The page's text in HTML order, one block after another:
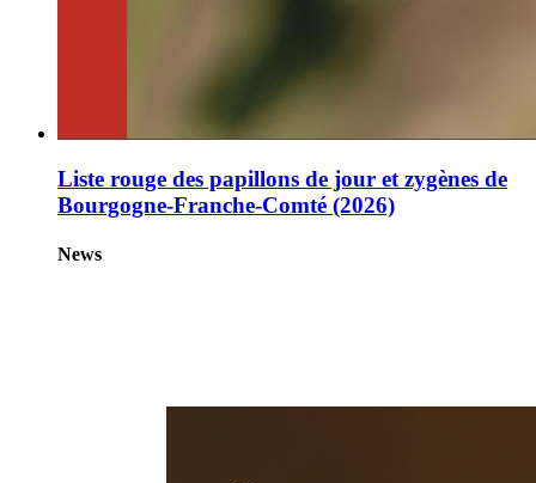
Liste rouge des papillons de jour et zygènes de
Bourgogne-Franche-Comté (2026)
News